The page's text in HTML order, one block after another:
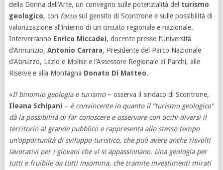
della Donna dell’Arte, un convegno sulle potenzialità del turismo
geologico, con focussul geosito di Scontrone e sulle possibilità di
valorizzazione all’interno di un circuito regionale e nazionale.
Interverranno Enrico Miccadei, docente presso l’Università
d’Annunzio, Antonio Carrara, Presidente del Parco Nazionale
d’Abruzzo, Lazio e Molise e l’Assessore Regionale ai Parchi, alle
Riserve e alla Montagna Donato Di Matteo.
«Il binomio geologia e turismo– osserva il sindaco di Scontrone,
Ileana Schipani – è convincente in quanto il “turismo geologico”
dà la possibilità di far conoscere e osservare con occhi diversi il
territorio al grande pubblico e rappresenta allo stesso tempo
un’opportunità di sviluppo turistico, che può avere anche risvolti
lavorativi per i giovani che vi si appassionano. Una geologia per
tutti e fruibile da tutti insomma, che tramite investimenti mirati